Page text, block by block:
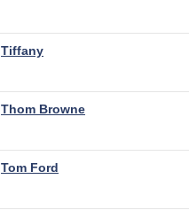
Tiffany
Thom Browne
Tom Ford